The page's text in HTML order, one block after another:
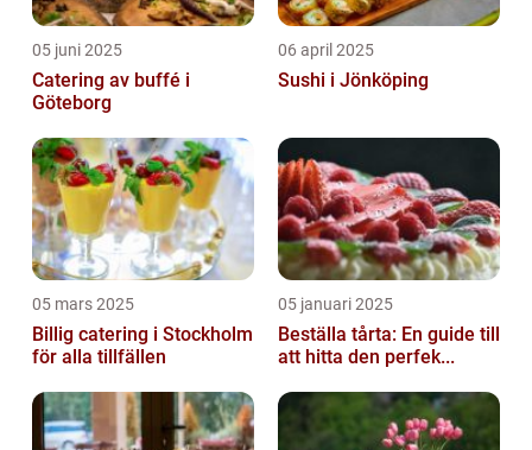
05 juni 2025
Catering av buffé i
Göteborg
06 april 2025
Sushi i Jönköping
05 mars 2025
Billig catering i Stockholm
för alla tillfällen
05 januari 2025
Beställa tårta: En guide till
att hitta den perfek...